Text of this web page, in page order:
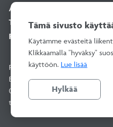
Asiointipalvelu
Tilaa uutiskirje
Rekisteriselosteet
Rakentamisen Laatu RALA ry
Bertel Jungin aukio 1–9, 02600
010 292 2100
(arkisin 8–16)
toimisto@rala.fi
Tämä sivusto
Käytämme evästeitä
Klikkaamalla "hyväksy"
käyttöön. Lue lisää
Hylkää